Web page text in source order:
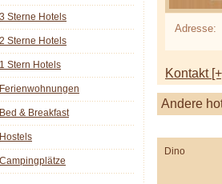
Adresse:
Kontakt
Andere
Dino
3 Sterne Hotels
2 Sterne Hotels
1 Stern Hotels
Ferienwohnungen
Bed & Breakfast
Hostels
Campingplätze